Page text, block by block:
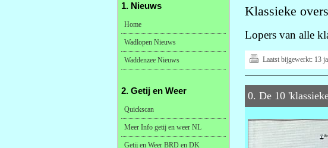
Klassieke
Lopers van alle
Laatst bijgewerkt: 13
0. De 10
1. Nieuws
Home
Wadlopen Nieuws
Waddenzee Nieuws
2. Getij en Weer
Quickscan
Meer Info getij en weer NL
Getij en Weer BRD en DK